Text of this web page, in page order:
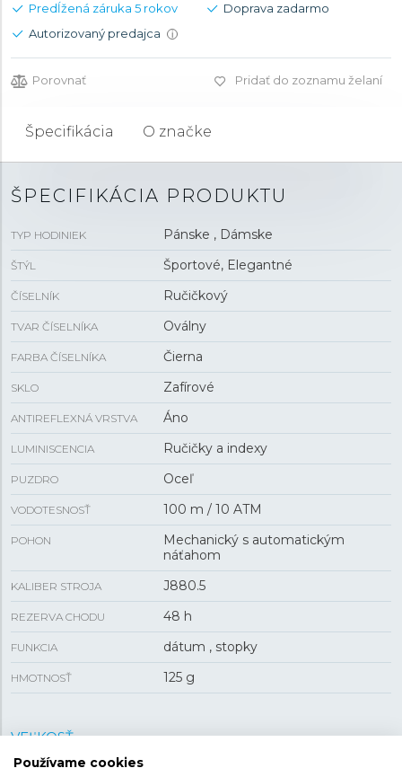
Predĺžená záruka 5 rokov
Doprava zadarmo
Autorizovaný predajca
i
Porovnať Pridať do zoznamu želaní
Špecifikácia O značke
ŠPECIFIKÁCIA PRODUKTU
TYP HODINIEK Pánske , Dámske
ŠTÝL Športové, Elegantné
ČÍSELNÍK Ručičkový
TVAR ČÍSELNÍKA Oválny
FARBA ČÍSELNÍKA Čierna
SKLO Zafírové
ANTIREFLEXNÁ VRSTVA Áno
LUMINISCENCIA Ručičky a indexy
PUZDRO Oceľ
VODOTESNOSŤ 100 m / 10 ATM
POHON
Mechanický s automatickým
náťahom
KALIBER STROJA J880.5
REZERVA CHODU 48 h
FUNKCIA dátum , stopky
HMOTNOSŤ 125 g
VEĽKOSŤ
Používame cookies